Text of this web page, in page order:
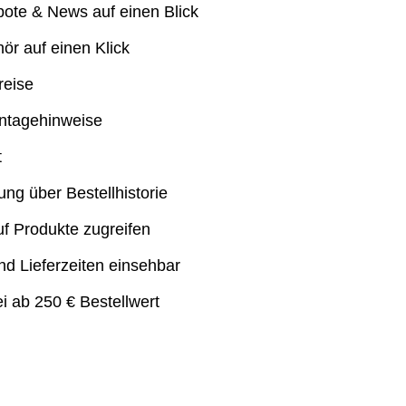
& News auf einen Blick
auf einen Klick
über Bestellhistorie
Produkte zugreifen
Lieferzeiten einsehbar
ab 250 € Bestellwert